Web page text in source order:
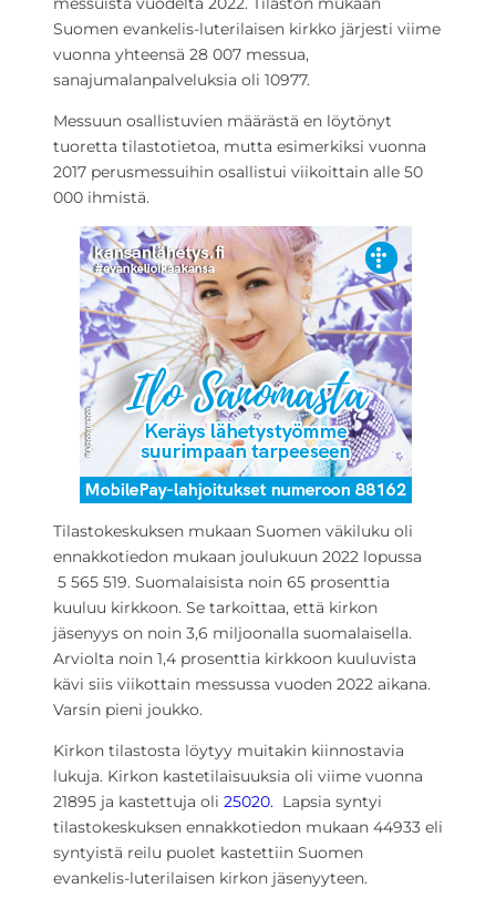
Suomen evankelis-luterilaisen kirkko järjesti viime
vuonna yhteensä 28 007 messua,
sanajumalanpalveluksia oli 10977.
Messuun osallistuvien määrästä en löytönyt
tuoretta tilastotietoa, mutta esimerkiksi vuonna
2017 perusmessuihin osallistui viikoittain alle 50
000 ihmistä.
Tilastokeskuksen mukaan Suomen väkiluku oli
ennakkotiedon mukaan joulukuun 2022 lopussa
5 565 519. Suomalaisista noin 65 prosenttia
kuuluu kirkkoon. Se tarkoittaa, että kirkon
jäsenyys on noin 3,6 miljoonalla suomalaisella.
Arviolta noin 1,4 prosenttia kirkkoon kuuluvista
kävi siis viikottain messussa vuoden 2022 aikana.
Varsin pieni joukko.
Kirkon tilastosta löytyy muitakin kiinnostavia
lukuja. Kirkon kastetilaisuuksia oli viime vuonna
21895 ja kastettuja oli 25020. Lapsia syntyi
tilastokeskuksen ennakkotiedon mukaan 44933 eli
syntyistä reilu puolet kastettiin Suomen
evankelis-luterilaisen kirkon jäsenyyteen.